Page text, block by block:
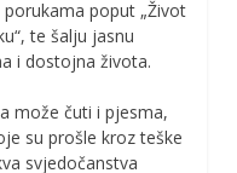
poput „Život
te šalju jasnu
i dostojna života.
može čuti i pjesma,
su prošle kroz teške
svjedočanstva